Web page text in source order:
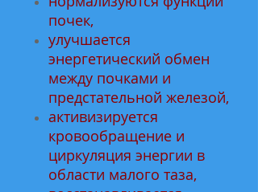
почек,
улучшается
энергетический обмен
между почками и
предстательной железой,
активизируется
кровообращение и
циркуляция энергии в
области малого таза,